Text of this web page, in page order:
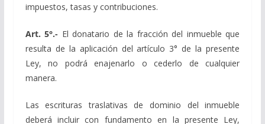
impuestos, tasas y contribuciones.
Art. 5°.- El donatario de la fracción del inmueble que
resulta de la aplicación del artículo 3° de la presente
Ley, no podrá enajenarlo o cederlo de cualquier
manera.
Las escrituras traslativas de dominio del inmueble
deberá incluir con fundamento en la presente Ley,